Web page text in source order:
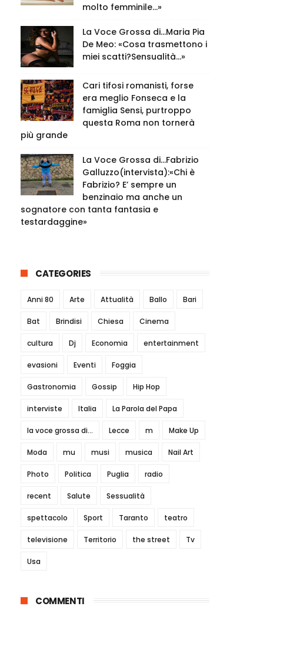
molto femminile…»
La Voce Grossa di…Maria Pia
De Meo: «Cosa trasmettono i
miei scatti?Sensualità…»
Cari tifosi romanisti, forse
era meglio Fonseca e la
famiglia Sensi, purtroppo
questa Roma non tornerà
più grande
La Voce Grossa di…Fabrizio
Galluzzo(intervista):«Chi è
Fabrizio? E’ sempre un
benzinaio ma anche un
sognatore con tanta fantasia e
testardaggine»
CATEGORIES
Anni 80 Arte Attualità Ballo Bari
Bat Brindisi Chiesa Cinema
cultura Dj Economia entertainment
evasioni Eventi Foggia
Gastronomia Gossip Hip Hop
interviste Italia La Parola del Papa
la voce grossa di... Lecce m Make Up
Moda mu musi musica Nail Art
Photo Politica Puglia radio
recent Salute Sessualità
spettacolo Sport Taranto teatro
televisione Territorio the street Tv
Usa
COMMENTI